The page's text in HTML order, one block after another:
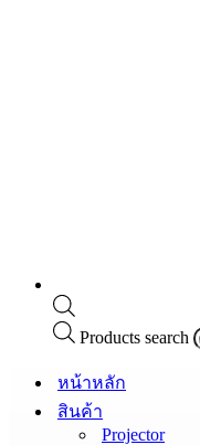
Products search
หน้าหลัก
สินค้า
Projector